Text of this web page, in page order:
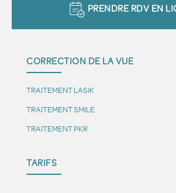
PRENDRE RDV EN
CORRECTION DE LA VUE
TRAITEMENT LASIK
TRAITEMENT SMILE
TRAITEMENT PKR
TARIFS